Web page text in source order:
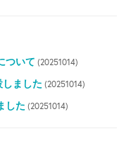
ついて (20251014)
ました (20251014)
した (20251014)